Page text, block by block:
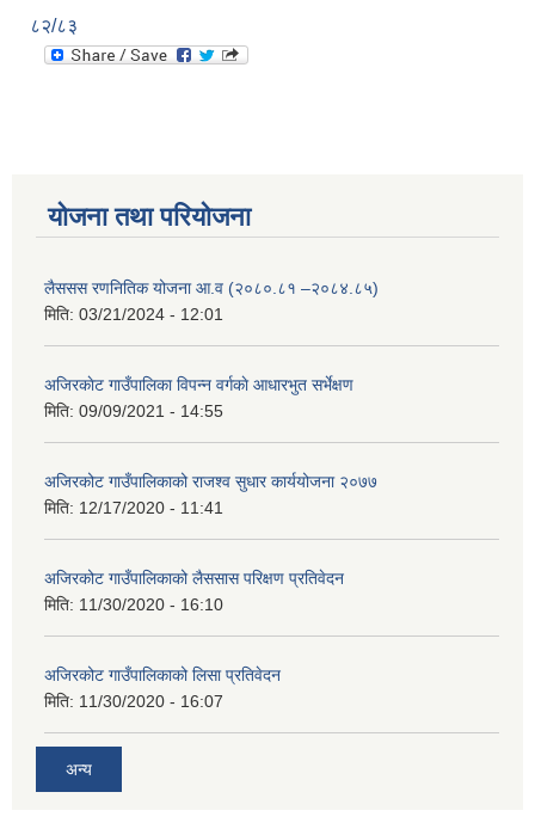
८२/८३
योजना तथा परियोजना
लैससस रणनितिक योजना आ.व (२०८०.८१ –२०८४.८५)
मिति: 03/21/2024 - 12:01
अजिरकाेट गाउँपालिका विपन्न वर्गकाे आधारभुत सर्भेक्षण
मिति: 09/09/2021 - 14:55
अजिरकोट गाउँपालिकाको राजश्व सुधार कार्ययोजना २०७७
मिति: 12/17/2020 - 11:41
अजिरकोट गाउँपालिकाको लैससास परिक्षण प्रतिवेदन
मिति: 11/30/2020 - 16:10
अजिरकोट गाउँपालिकाको लिसा प्रतिवेदन
मिति: 11/30/2020 - 16:07
अन्य